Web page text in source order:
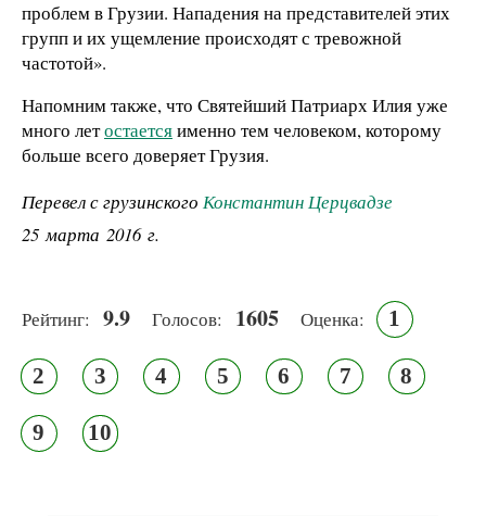
проблем в Грузии. Нападения на представителей этих
групп и их ущемление происходят с тревожной
частотой».
Напомним также, что Святейший Патриарх Илия уже
много летостаетсяименно тем человеком, которому
больше всего доверяет Грузия.
Перевел с грузинского Константин Церцвадзе
25 марта 2016 г.
Рейтинг: 9.9 Голосов: 1605 Оценка: 1
2 3 4 5 6 7 8
9 10